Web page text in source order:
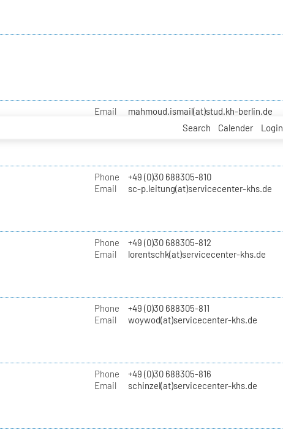
Search Calender Login
Email mahmoud.ismail(at)stud.kh-berlin.de
Phone
+49 (0)30 688305-810
Email
sc-p.leitung(at)servicecenter-khs.de
Phone
+49 (0)30 688305-812
Email
lorentschk(at)servicecenter-khs.de
Phone
+49 (0)30 688305-811
Email
woywod(at)servicecenter-khs.de
Phone
+49 (0)30 688305-816
Email
schinzel(at)servicecenter-khs.de